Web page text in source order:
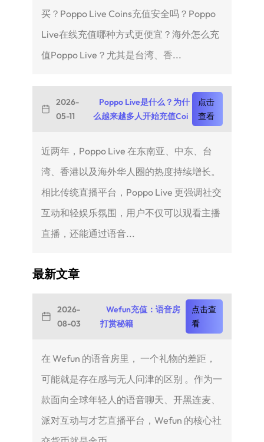
买？Poppo Live Coins充值安全吗？Poppo
Live在线充值哪种方式更便宜？海外怎么充
值Poppo Live？尤其是台湾、香...
2026-
05-11
Poppo Live是什么？为什
么越来越多人开始充值Coi
点击
查看
近两年，Poppo Live 在东南亚、中东、台
湾、香港以及海外华人圈的热度持续增长。
相比传统直播平台，Poppo Live 更强调社交
互动和轻娱乐氛围，用户不仅可以观看主播
直播，还能通过语音...
最新文章
2026-
08-03
Wefun充值：语音房
打赏秘籍
点击查
看
在 Wefun 的语音房里， 一个礼物的差距，
可能就是存在感与无人问津的区别 。作为一
款面向全球年轻人的语音聊天、开黑连麦、
派对互动与才艺直播平台，Wefun 的核心社